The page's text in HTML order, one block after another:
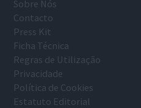
Sobre Nós
Contacto
Press Kit
Ficha Técnica
Regras de Utilização
Privacidade
Política de Cookies
Estatuto Editorial